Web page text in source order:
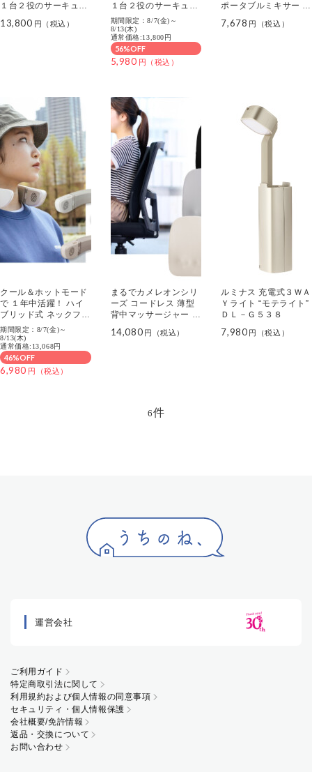
１台２役のサーキュラ
人感センサー付 ＜口金
13,800
１台２役のサーキュラ
イト ソケットモデル
人感センサー付 ＜口金
サイズＥ１７＞
期間限定：8/7(金)～
8/13(木)
通常価格:13,800円
56%OFF
5,980
ポータブルミキサー Ｍ
7,678
クール＆ホットモード
で １年中活躍！ ハイ
ブリッド式 ネックファ
ン テンポブリーズ Ｐ
ＣＦＡ－０１Ｂ
期間限定：8/7(金)～
8/13(木)
通常価格:13,068円
46%OFF
6,980
まるでカメレオンシリ
ーズ コードレス 薄型
背中マッサージャー Ｋ
こっそり マッサージし
14,080
ルミナス 充電式３ＷＡ
Ｙライト “モテライト”
ＤＬ－Ｇ５３８
7,980
6件
運営会社
ご利用ガイド
特定商取引法に関して
利用規約および個人情報の同意事項
セキュリティ・個人情報保護
会社概要/免許情報
返品・交換について
お問い合わせ